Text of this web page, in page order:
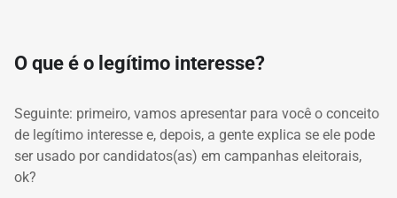
O que é o legítimo interesse?
Seguinte: primeiro, vamos apresentar para você o conceito
de legítimo interesse e, depois, a gente explica se ele pode
ser usado por candidatos(as) em campanhas eleitorais,
ok?